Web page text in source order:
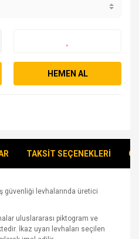
HEMEN AL
TAKSİT SEÇENEKLERİ
güvenliği levhalarında üretici
uluslararası piktogram ve
İkaz uyarı levhaları seçilen